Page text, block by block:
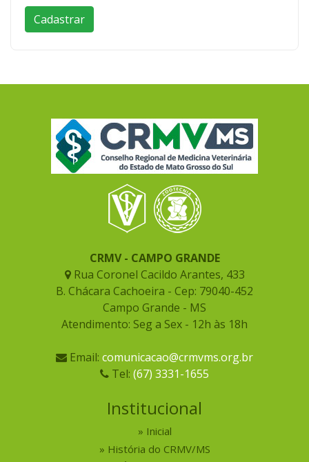
CRMV - CAMPO GRANDE
Rua Coronel Cacildo Arantes, 433
B. Chácara Cachoeira - Cep: 79040-452
Campo Grande - MS
Atendimento: Seg a Sex - 12h às 18h
Email: comunicacao@crmvms.org.br
Tel: (67) 3331-1655
Institucional
Inicial
História do CRMV/MS